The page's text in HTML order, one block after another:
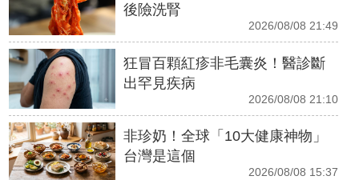
後險洗腎
2026/08/08 21:49
狂冒百顆紅疹非毛囊炎！醫診斷
出罕見疾病
2026/08/08 21:10
非珍奶！全球「10大健康神物」
台灣是這個
2026/08/08 15:37